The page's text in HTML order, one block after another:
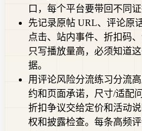
口，每个平台要带回不同证
先记录原帖 URL、评论原
点击、站内事件、折扣码
只写播放量高，必须知道
据。
用评论风险分流练习分流
约和页面承诺，尺寸/适配
折扣争议交给定价和活动
权和披露检查。每条高频